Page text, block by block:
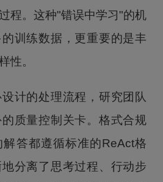
程。这种"错误中学习"的机
训练数据，更重要的是丰
性。
计的处理流程，研究团队
质量控制关卡。格式合规
答都遵循标准的ReAct格
分离了思考过程、行动步